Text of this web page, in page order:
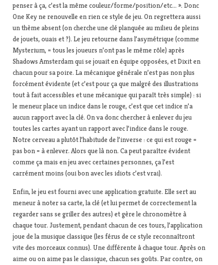
penser à ça, c’est la même couleur/forme/position/etc… ». Donc
One Key ne renouvelle en rien ce style de jeu. On regrettera aussi
un thème absent (on cherche une clé planquée au milieu de pleins
de jouets, ouais et ?). Le jeu retourne dans l’asymétrique (comme
Mysterium, = tous les joueurs n’ont pas le même rôle) après
Shadows Amsterdam qui se jouait en équipe opposées, et Dixit en
chacun pour sa poire. La mécanique générale n’est pas non plus
forcément évidente (et c’est pour ça que malgré des illustrations
tout à fait accessibles et une mécanique qui paraît très simple) : si
le meneur place un indice dans le rouge, c’est que cet indice n’a
aucun rapport avec la clé. On va donc chercher à enlever du jeu
toutes les cartes ayant un rapport avec l’indice dans le rouge.
Notre cerveau a plutôt l’habitude de l’inverse : ce qui est rouge =
pas bon = à enlever. Alors que là non. Ca peut paraître évident
comme ça mais en jeu avec certaines personnes, ça l’est
carrément moins (oui bon avec les idiots c’est vrai).
Enfin, le jeu est fourni avec une application gratuite. Elle sert au
meneur à noter sa carte, la clé (et lui permet de correctement la
regarder sans se griller des autres) et gère le chronomètre à
chaque tour. Justement, pendant chacun de ces tours, l’application
joue de la musique classique (les férus de ce style reconnaîtront
vite des morceaux connus). Une différente à chaque tour. Après on
aime ou on aime pas le classique, chacun ses goûts. Par contre, on